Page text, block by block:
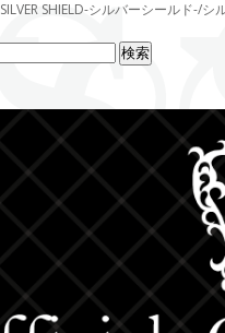
SILVER SHIELD-シルバーシールド-/